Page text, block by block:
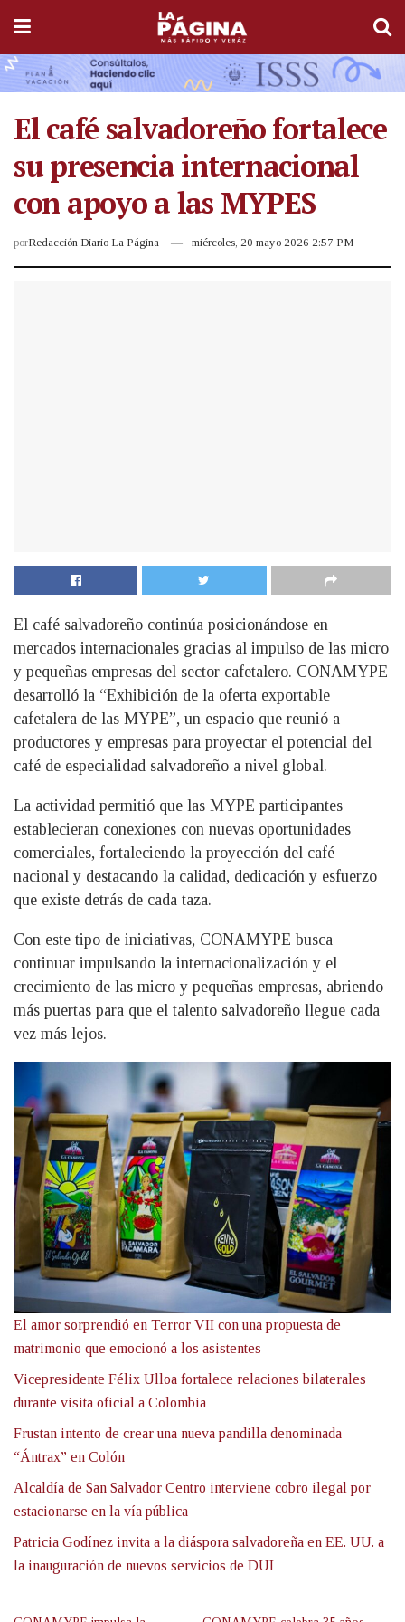
El café salvadoreño fortalece
su presencia internacional
con apoyo a las MYPES
porRedacción Diario La Página miércoles, 20 mayo 2026 2:57 PM
El café salvadoreño continúa posicionándose en
mercados internacionales gracias al impulso de las micro
y pequeñas empresas del sector cafetalero. CONAMYPE
desarrolló la “Exhibición de la oferta exportable
cafetalera de las MYPE”, un espacio que reunió a
productores y empresas para proyectar el potencial del
café de especialidad salvadoreño a nivel global.
La actividad permitió que las MYPE participantes
establecieran conexiones con nuevas oportunidades
comerciales, fortaleciendo la proyección del café
nacional y destacando la calidad, dedicación y esfuerzo
que existe detrás de cada taza.
Con este tipo de iniciativas, CONAMYPE busca
continuar impulsando la internacionalización y el
crecimiento de las micro y pequeñas empresas, abriendo
más puertas para que el talento salvadoreño llegue cada
vez más lejos.
El amor sorprendió en Terror VII con una propuesta de
matrimonio que emocionó a los asistentes
Vicepresidente Félix Ulloa fortalece relaciones bilaterales
durante visita oficial a Colombia
Frustan intento de crear una nueva pandilla denominada
“Ántrax” en Colón
Alcaldía de San Salvador Centro interviene cobro ilegal por
estacionarse en la vía pública
Patricia Godínez invita a la diáspora salvadoreña en EE. UU. a
la inauguración de nuevos servicios de DUI